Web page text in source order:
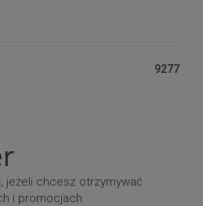
9277
jeżeli chcesz otrzymywać
i promocjach.